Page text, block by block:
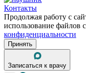
Контакты
Продолжая работу с
использование файлов
конфиденциальности
Принять
Записаться к врачу